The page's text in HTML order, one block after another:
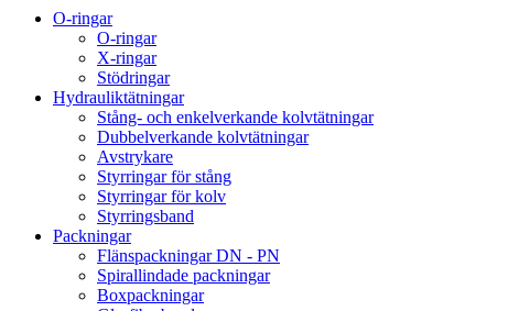
O-ringar
O-ringar
X-ringar
Stödringar
Hydrauliktätningar
Stång- och enkelverkande kolvtätningar
Dubbelverkande kolvtätningar
Avstrykare
Styrringar för stång
Styrringar för kolv
Styrringsband
Packningar
Flänspackningar DN - PN
Spirallindade packningar
Boxpackningar